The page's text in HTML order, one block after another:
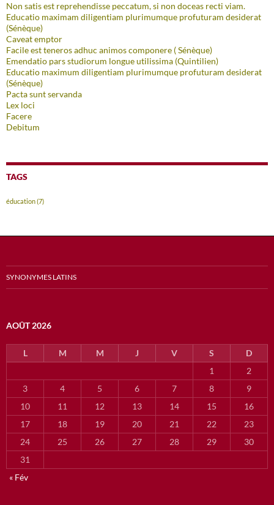
Non satis est reprehendisse peccatum, si non doceas recti viam.
Educatio maximam diligentiam plurimumque profuturam desiderat
(Sénèque)
Caveat emptor
Facile est teneros adhuc animos componere ( Sénèque)
Emendatio pars studiorum longue utilissima (Quintilien)
Educatio maximum diligentiam plurimumque profuturam desiderat
(Sénèque)
Pacta sunt servanda
Lex loci
Facere
Debitum
TAGS
éducation(7)
SYNONYMES LATINS
AOÛT 2026
L M M J V S
D
1
2
3
4 5 6 7 8
9
10
11 12 13 14 15
16
17
18 19 20 21 22
23
24
25 26 27 28 29
30
31
« Fév